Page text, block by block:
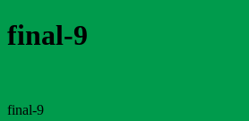
final-9
final-9